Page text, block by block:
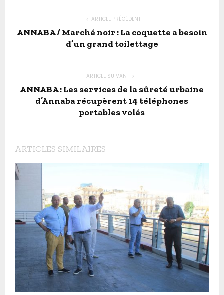
ARTICLE PRÉCÉDENT
ANNABA / Marché noir : La coquette a besoin
d’un grand toilettage
ARTICLE SUIVANT
ANNABA : Les services de la sûreté urbaine
d’Annaba récupèrent 14 téléphones
portables volés
ARTICLES SIMILAIRES